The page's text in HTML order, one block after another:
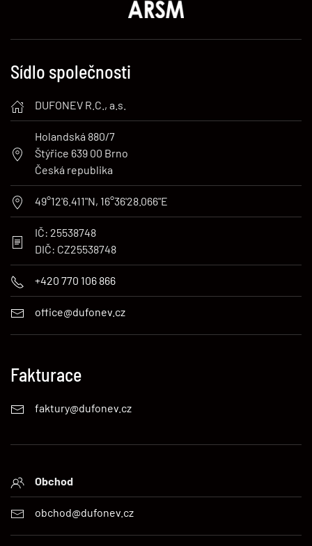
Sídlo společnosti
DUFONEV R.C., a.s.
Holandská 880/7
Štýřice 639 00 Brno
Česká republika
49°12'6.411"N, 16°36'28.066"E
IČ: 25538748
DIČ: CZ25538748
+420 770 106 866
office@dufonev.cz
Fakturace
faktury@dufonev.cz
Obchod
obchod@dufonev.cz